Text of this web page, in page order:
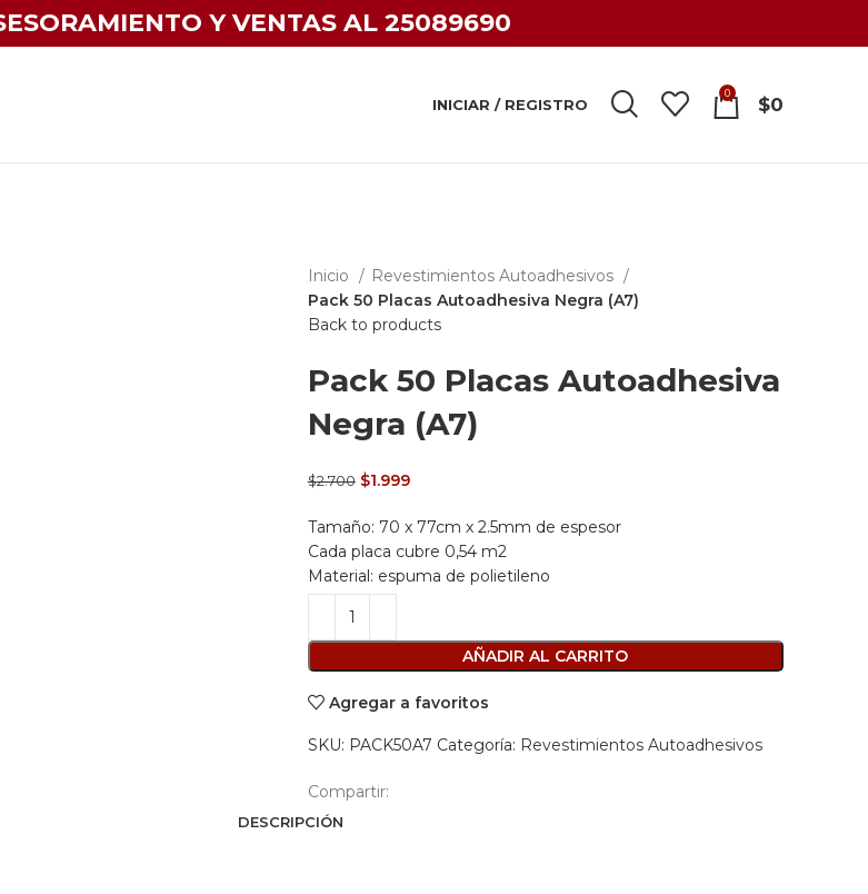
Y VENTAS AL 25089690
INICIAR / REGISTRO
0 $0
Inicio
Revestimientos Autoadhesivos
Pack 50 Placas Autoadhesiva Negra (A7)
Back to products
Pack 50 Placas Autoadhesiva
Negra (A7)
$2.700 El
original
era:
$2.700.
$1.999El
actual
es:
$1.999.
Tamaño: 70 x 77cm x 2.5mm de espesor
Cada placa cubre 0,54 m2
Material: espuma de polietileno
AÑADIR AL CARRITO
Agregar a favoritos
SKU: PACK50A7 Categoría: Revestimientos Autoadhesivos
Compartir:
DESCRIPCIÓN